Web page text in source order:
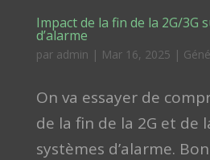
Impact de la fin de la 2G/3G
d’alarme
par admin | Mar 16, 2025 |
On va essayer de
de la fin de la 2G et de
systèmes d’alarme.